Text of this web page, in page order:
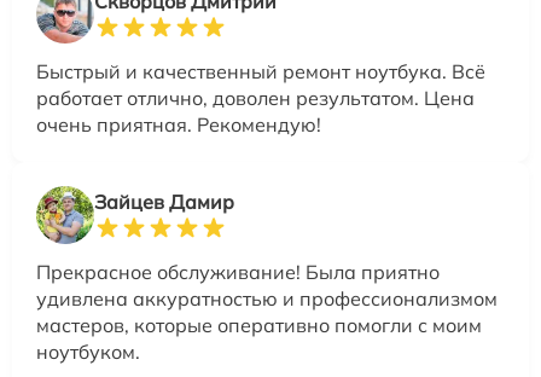
Быстрый и качественный ремонт ноутбука. Всё
работает отлично, доволен результатом. Цена
очень приятная. Рекомендую!
Зайцев Дамир
Прекрасное обслуживание! Была приятно
удивлена аккуратностью и профессионализмом
мастеров, которые оперативно помогли с моим
ноутбуком.